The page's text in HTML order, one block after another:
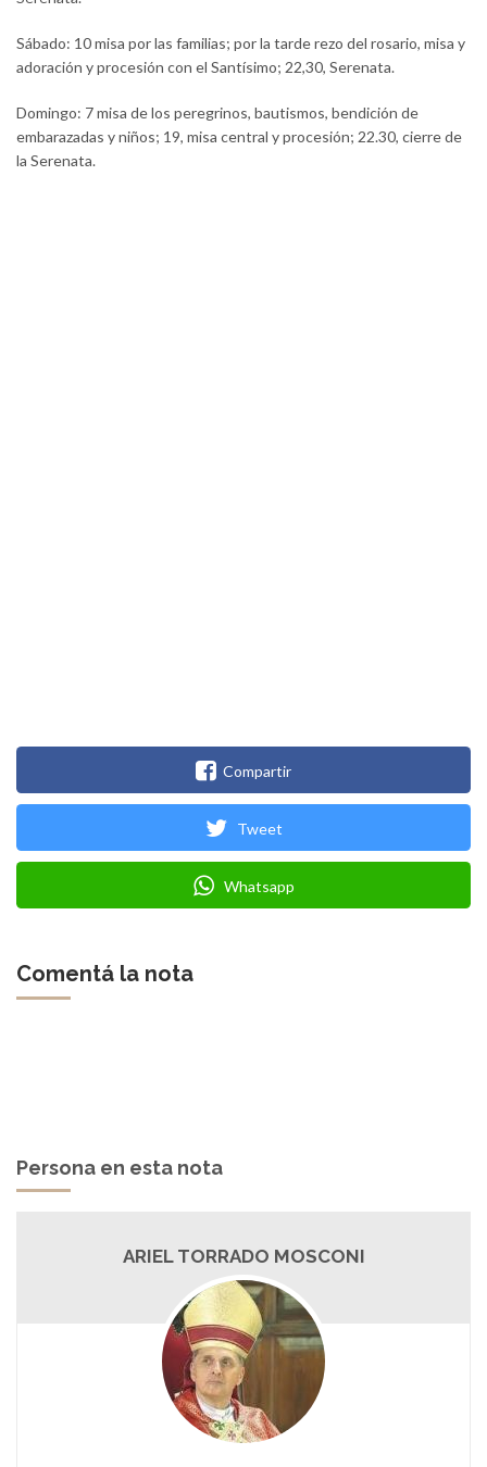
Sábado: 10 misa por las familias; por la tarde rezo del rosario, misa y
adoración y procesión con el Santísimo; 22,30, Serenata.
Domingo: 7 misa de los peregrinos, bautismos, bendición de
embarazadas y niños; 19, misa central y procesión; 22.30, cierre de
la Serenata.
Compartir
Tweet
Whatsapp
Comentá la nota
Persona en esta nota
ARIEL TORRADO MOSCONI